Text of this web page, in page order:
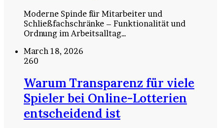
Moderne Spinde für Mitarbeiter und
Schließfachschränke – Funktionalität und
Ordnung im Arbeitsalltag…
March 18, 2026
260
Warum Transparenz für viele
Spieler bei Online-Lotterien
entscheidend ist